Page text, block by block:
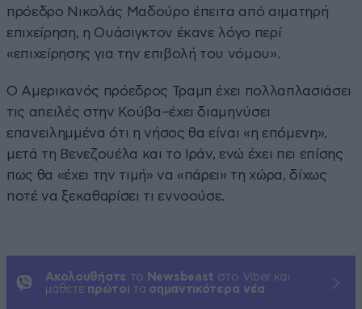
πρόεδρο Νικολάς Μαδούρο έπειτα από αιματηρή
επιχείρηση, η Ουάσιγκτον έκανε λόγο περί
«επιχείρησης για την επιβολή του νόμου».
Ο Αμερικανός πρόεδρος Τραμπ έχει πολλαπλασιάσει
τις απειλές στην Κούβα–έχει διαμηνύσει
επανειλημμένα ότι η νήσος θα είναι «η επόμενη»,
μετά τη Βενεζουέλα και το Ιράν, ενώ έχει πει επίσης
πως θα «έχει την τιμή» να «πάρει» τη χώρα, δίχως
ποτέ να ξεκαθαρίσει τι εννοούσε.
Ακολουθήστε το Newsbeast στο Viber και
μάθετε πρώτοι τα σημαντικότερα νέα